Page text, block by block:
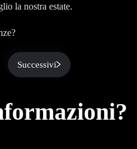
la nostra estate.
Successivi